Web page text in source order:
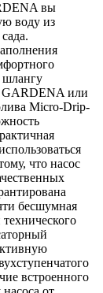
вы
воду из
шлангу
GARDENA или
Micro-Drip-
что насос
бесшумная
встроенного